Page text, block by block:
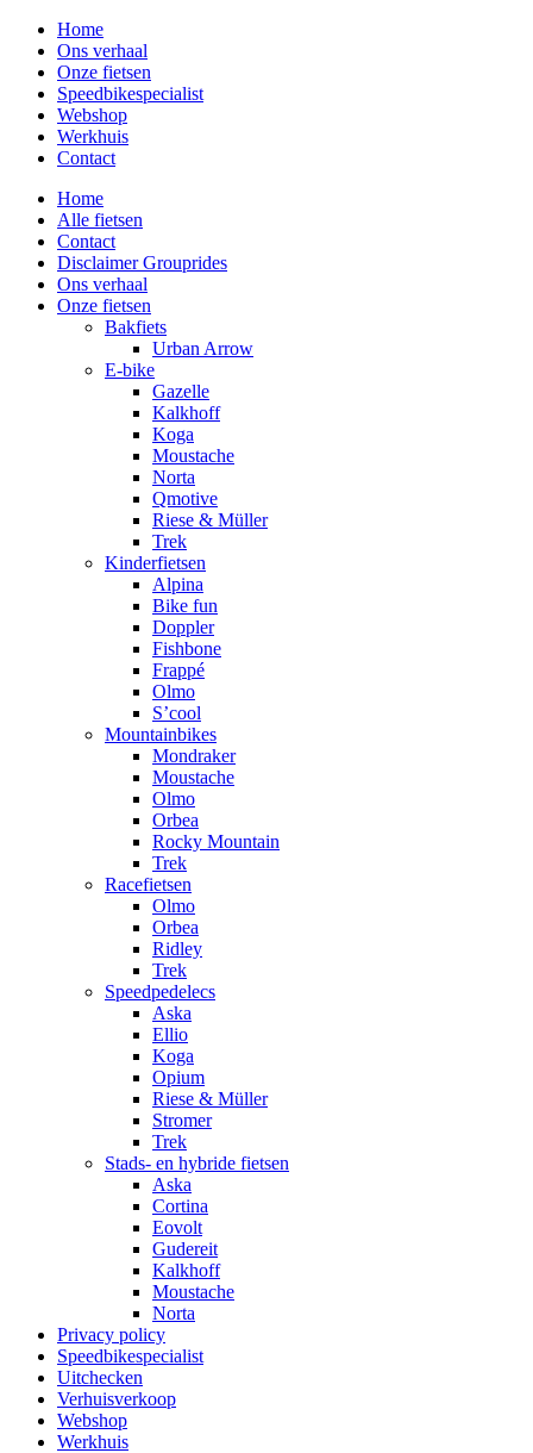
Home
Ons verhaal
Onze fietsen
Speedbikespecialist
Webshop
Werkhuis
Contact
Home
Alle fietsen
Contact
Disclaimer Grouprides
Ons verhaal
Onze fietsen
Bakfiets
Urban Arrow
E-bike
Gazelle
Kalkhoff
Koga
Moustache
Norta
Qmotive
Riese & Müller
Trek
Kinderfietsen
Alpina
Bike fun
Doppler
Fishbone
Frappé
Olmo
S’cool
Mountainbikes
Mondraker
Moustache
Olmo
Orbea
Rocky Mountain
Trek
Racefietsen
Olmo
Orbea
Ridley
Trek
Speedpedelecs
Aska
Ellio
Koga
Opium
Riese & Müller
Stromer
Trek
Stads- en hybride fietsen
Aska
Cortina
Eovolt
Gudereit
Kalkhoff
Moustache
Norta
Privacy policy
Speedbikespecialist
Uitchecken
Verhuisverkoop
Webshop
Werkhuis